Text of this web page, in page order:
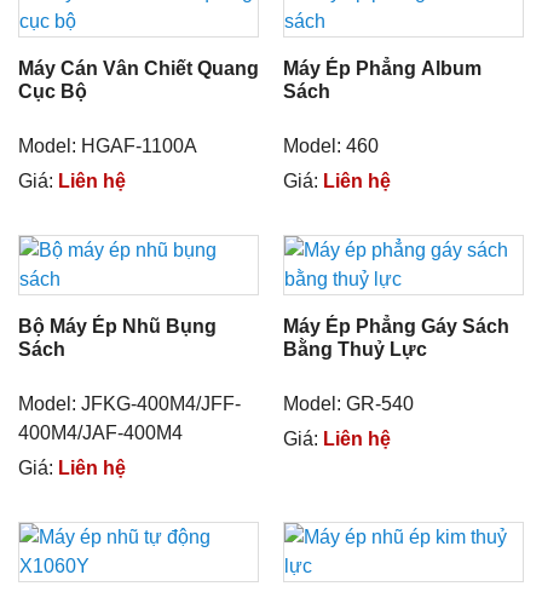
Máy Cán Vân Chiết Quang
Cục Bộ
Model: HGAF-1100A
Giá: Liên hệ
Máy Ép Phẳng Album
Sách
Model: 460
Giá: Liên hệ
Bộ Máy Ép Nhũ Bụng
Sách
Model: JFKG-400M4/JFF-
400M4/JAF-400M4
Giá: Liên hệ
Máy Ép Phẳng Gáy Sách
Bằng Thuỷ Lực
Model: GR-540
Giá: Liên hệ